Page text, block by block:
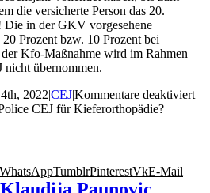
die versicherte Person das 20.
Die in der GKV vorgesehene
Prozent bzw. 10 Prozent bei
Kfo-Maßnahme wird im Rahmen
nicht übernommen.
2022|CEJ|Kommentare deaktiviert
CEJ für Kieferorthopädie?
WhatsAppTumblrPinterestVkE-Mail